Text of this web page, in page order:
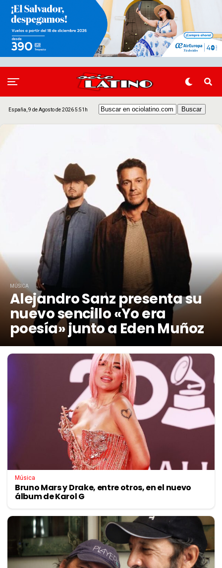
España, 9 de Agosto de 2026 5:51h
MÚSICA
Alejandro Sanz presenta su
nuevo sencillo «Yo era
poesía» junto a Eden Muñoz
Música
Bruno Mars y Drake, entre otros, en el nuevo
álbum de Karol G